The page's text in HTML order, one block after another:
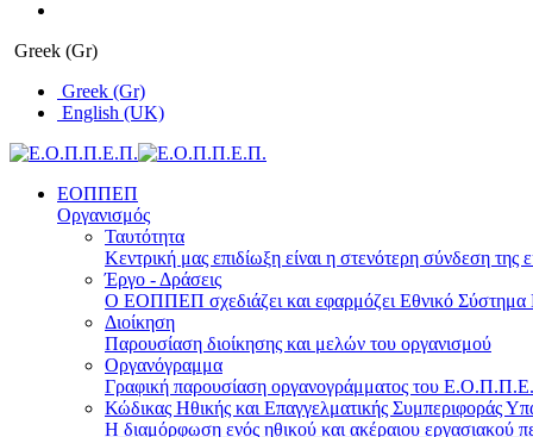
Greek (Gr)
Greek (Gr)
English (UK)
ΕΟΠΠΕΠ
Οργανισμός
Ταυτότητα
Κεντρική μας επιδίωξη είναι η στενότερη σύνδεση της
Έργο - Δράσεις
Ο ΕΟΠΠΕΠ σχεδιάζει και εφαρμόζει Eθνικό Σύστημα
Διοίκηση
Παρουσίαση διοίκησης και μελών του οργανισμού
Οργανόγραμμα
Γραφική παρουσίαση οργανογράμματος του
Κώδικας Ηθικής και Επαγγελματικής Συμπεριφοράς
Η διαμόρφωση ενός ηθικού και ακέραιου εργασιακού